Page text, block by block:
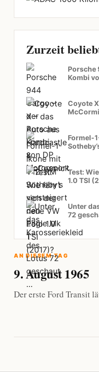
Zurzeit
Porsche
Kombi
Coyote
Formel-
Test:
1.0 TSI
Unter
72
AN DIESEM TAG
9. August 1965
Der erste Ford Transit